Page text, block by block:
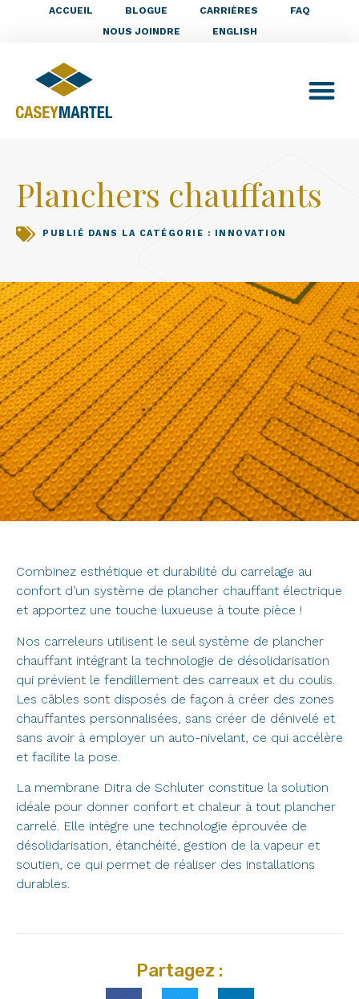
ACCUEIL BLOGUE CARRIÈRES
FAQ
NOUS JOINDRE
ENGLISH
Planchers chauffants
PUBLIÉ DANS LA CATÉGORIE : INNOVATION
Combinez esthétique et durabilité du carrelage au
confort d’un système de plancher chauffant électrique
et apportez une touche luxueuse à toute pièce !
Nos carreleurs utilisent le seul système de plancher
chauffant intégrant la technologie de désolidarisation
qui prévient le fendillement des carreaux et du coulis.
Les câbles sont disposés de façon à créer des zones
chauffantes personnalisées, sans créer de dénivelé et
sans avoir à employer un auto-nivelant, ce qui accélère
et facilite la pose.
La membrane Ditra de Schluter constitue la solution
idéale pour donner confort et chaleur à tout plancher
carrelé. Elle intègre une technologie éprouvée de
désolidarisation, étanchéité, gestion de la vapeur et
soutien, ce qui permet de réaliser des installations
durables.
Partagez :